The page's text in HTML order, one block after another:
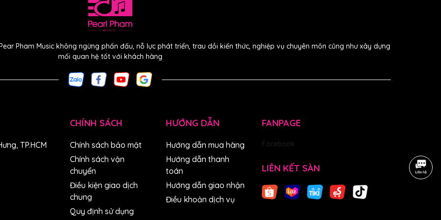
Decoy?
Pham Music không ngừng phấn đấu, nỗ lực phát triển, trau dồi kiến thức, nghiệp vụ chuyên môn cũng như xây dựng
mối quan hệ tốt với khách hàng
TP.HCM
CHÍNH SÁCH
Chính sách bảo mật
Chính sách vận
chuyển
Điều kiện giao dịch
chung
Quy định sử dụng
HƯỚNG DẪN
Hướng dẫn mua hàng
Hướng dẫn thanh
toán
Hướng dẫn giao nhận
Điều khoản dịch vụ
FANPAGE
Facebook
LIÊN KẾT SÀN